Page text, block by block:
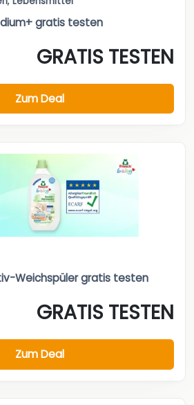
gratis testen
GRATIS TESTEN
Zum Deal
Weichspüler gratis testen
GRATIS TESTEN
Zum Deal